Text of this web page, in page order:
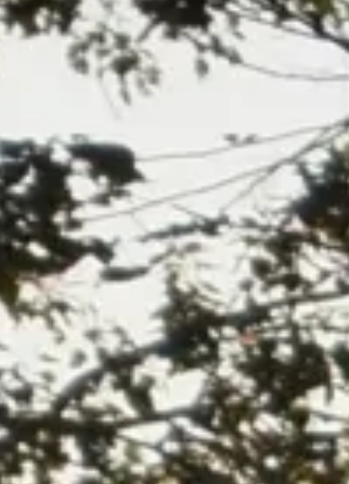
Explora la cultura creativa en torno al movimiento
socioambiental con Endémico.
pinterest acerca